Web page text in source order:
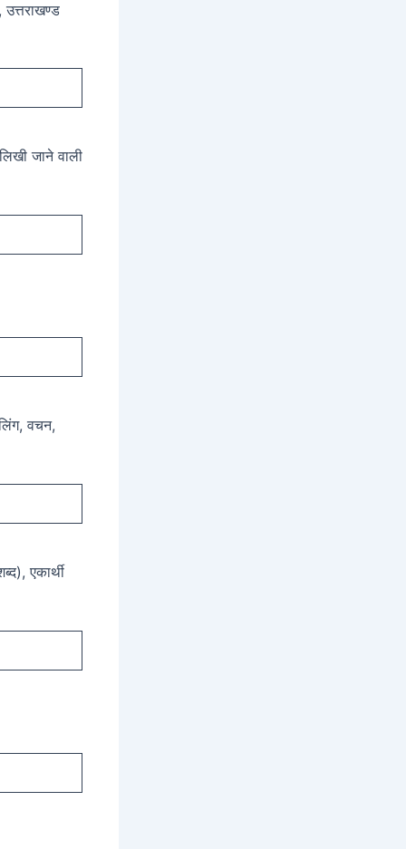
उत्तराखण्ड
जाने वाली
वचन,
एकार्थी